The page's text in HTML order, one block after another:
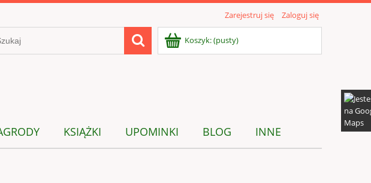
Zarejestruj się Zaloguj się
Koszyk:(pusty)
KSIĄŻKI UPOMINKI BLOG INNE